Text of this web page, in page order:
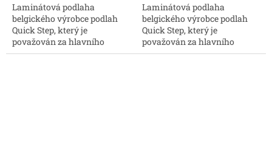
Laminátová podlaha
belgického výrobce podlah
Quick Step, který je
považován za hlavního
inovátora a prvního výrobce,
Laminátová podlaha
belgického výrobce podlah
Quick Step, který je
považován za hlavního
inovátora a prvního výrobce,